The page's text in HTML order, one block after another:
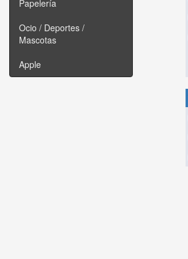
Papelería
Ocio / Deportes /
Mascotas
Apple